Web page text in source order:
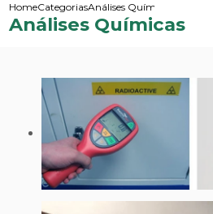
HomeCategoriasAnálises Químicas
Análises Químicas